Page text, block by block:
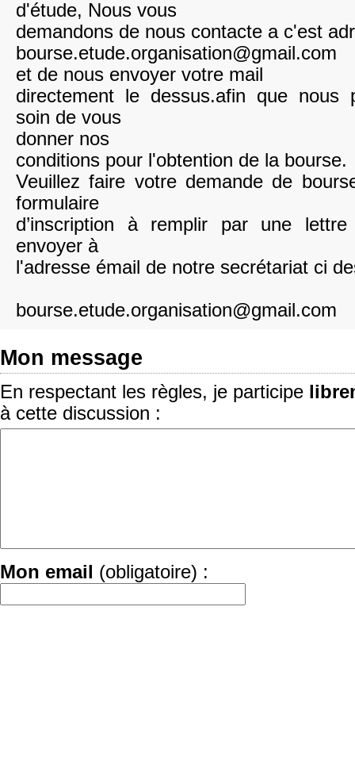
d'étude, Nous vous
demandons de nous contacte a c'est
bourse.etude.organisation@gmail.com
et de nous envoyer votre mail
directement le dessus.afin que nous
soin de vous
donner nos
conditions pour l'obtention de la bourse.
Veuillez faire votre demande de
formulaire
d’inscription à remplir par une
envoyer à
l'adresse émail de notre secrétariat ci
bourse.etude.organisation@gmail.com
Mon message
En respectant les règles, je participe
à cette discussion :
Mon email (obligatoire) :